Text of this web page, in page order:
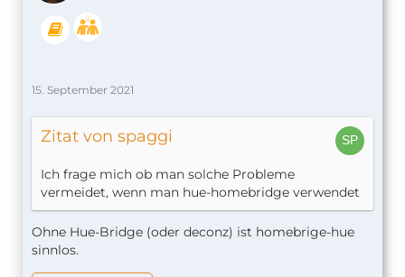
15. September 2021
Zitat von spaggi
Ich frage mich ob man solche Probleme
vermeidet, wenn man hue-homebridge verwendet
Ohne Hue-Bridge (oder deconz) ist homebrige-hue
sinnlos.